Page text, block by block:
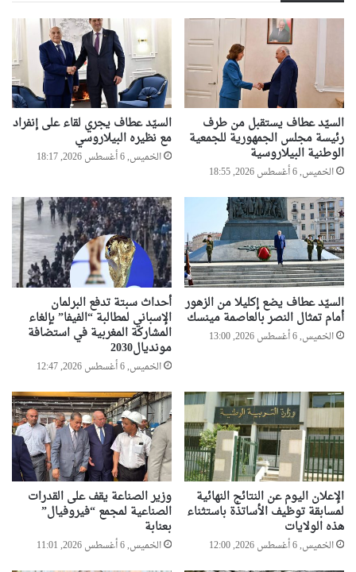
السيّد عطاف يستقبل من طرف
رئيسة مجلس الجمهورية للجمعية
الوطنية البيلاروسية
الخميس, 6 أغسطس 2026, 18:55
السيّد عطاف يجري لقاء على إنفراد
مع نظيره البيلاروسي
الخميس, 6 أغسطس 2026, 18:17
السيّد عطاف يضع إكليلا من الزهور
أمام تمثال النصر بالعاصمة مينسك
الخميس, 6 أغسطس 2026, 13:00
أحداث سبتة تدفع البرلمان
الإسباني لمطالبة “الفيفا” بإلغاء
المشاركة المغربية في استضافة
مونديال2030
الخميس, 6 أغسطس 2026, 12:47
الإعلان اليوم عن النتائج النهائية
لمسابقة توظيف الأساتذة باستثناء
هذه الولايات
الخميس, 6 أغسطس 2026, 12:00
وزير الصناعة يقف على القدرات
الصناعية لمجمع “فيروفيال”
بعنابة
الخميس, 6 أغسطس 2026, 11:01